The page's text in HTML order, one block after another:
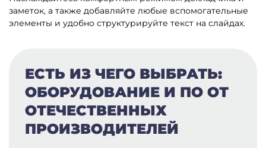
заметок, а также добавляйте любые вспомогательные
элементы и удобно структурируйте текст на слайдах.
ЕСТЬ ИЗ ЧЕГО ВЫБРАТЬ:
ОБОРУДОВАНИЕ И ПО ОТ
ОТЕЧЕСТВЕННЫХ
ПРОИЗВОДИТЕЛЕЙ